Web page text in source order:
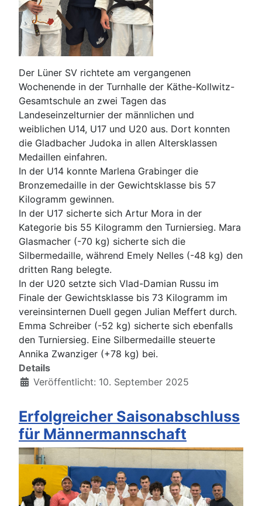
Der Lüner SV richtete am vergangenen
Wochenende in der Turnhalle der Käthe-Kollwitz-
Gesamtschule an zwei Tagen das
Landeseinzelturnier der männlichen und
weiblichen U14, U17 und U20 aus. Dort konnten
die Gladbacher Judoka in allen Altersklassen
Medaillen einfahren.
In der U14 konnte Marlena Grabinger die
Bronzemedaille in der Gewichtsklasse bis 57
Kilogramm gewinnen.
In der U17 sicherte sich Artur Mora in der
Kategorie bis 55 Kilogramm den Turniersieg. Mara
Glasmacher (-70 kg) sicherte sich die
Silbermedaille, während Emely Nelles (-48 kg) den
dritten Rang belegte.
In der U20 setzte sich Vlad-Damian Russu im
Finale der Gewichtsklasse bis 73 Kilogramm im
vereinsinternen Duell gegen Julian Meffert durch.
Emma Schreiber (-52 kg) sicherte sich ebenfalls
den Turniersieg. Eine Silbermedaille steuerte
Annika Zwanziger (+78 kg) bei.
Details
Veröffentlicht: 10. September 2025
Erfolgreicher Saisonabschluss
für Männermannschaft